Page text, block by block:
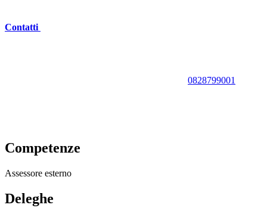
Contatti
0828799001
Competenze
Assessore esterno
Deleghe